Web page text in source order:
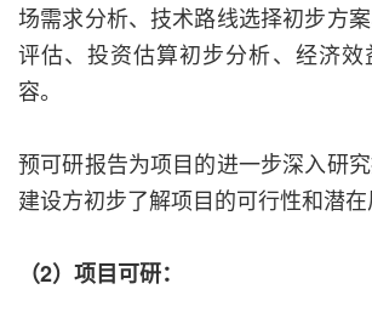
场需求分析、技术路线选择初步方
评估、投资估算初步分析、经济效
容。
预可研报告为项目的进一步深入研
建设方初步了解项目的可行性和潜在
（2）项目可研：